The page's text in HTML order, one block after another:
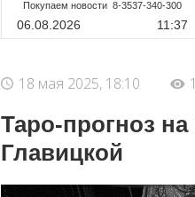
8-9-228-340-300
18 мая 2025, 18:10
Таро-прогноз
Главицкой